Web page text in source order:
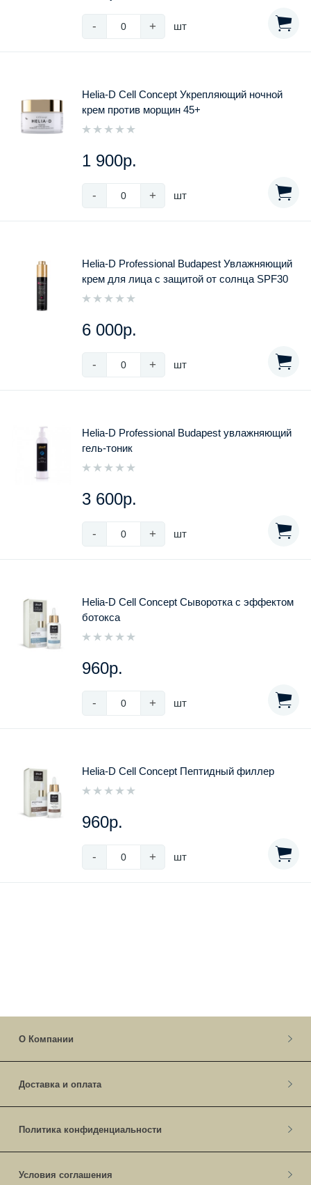
- + шт
Helia-D Cell Concept Укрепляющий ночной
крем против морщин 45+
1 900р.
- + шт
Helia-D Professional Budapest Увлажняющий
крем для лица с защитой от солнца SPF30
6 000р.
- + шт
Helia-D Professional Budapest увлажняющий
гель-тоник
3 600р.
- + шт
Helia-D Cell Concept Сыворотка с эффектом
ботокса
960р.
- + шт
Helia-D Cell Concept Пептидный филлер
960р.
- + шт
О Компании
Доставка и оплата
Политика конфиденциальности
Условия соглашения